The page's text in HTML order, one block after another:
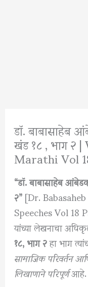
डॉ.
खंड १८ , भाग
Marathi Vol
“डॉ. बाबासाहेब
२”[Dr.
Speeches Vol 18
यांच्या लेखनाचा
१८, भाग २हा भाग
सामाजिक परिवर्तन
लिखाणाने परिपूर्णआहे.